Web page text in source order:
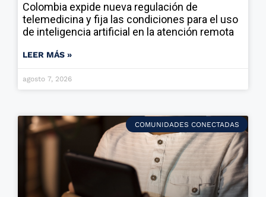
Colombia expide nueva regulación de
telemedicina y fija las condiciones para el uso
de inteligencia artificial en la atención remota
LEER MÁS »
agosto 7, 2026
COMUNIDADES CONECTADAS